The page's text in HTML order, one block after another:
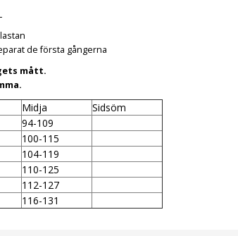
de första gångerna
mått.
Midja
Sidsöm
94-109
100-115
104-119
110-125
112-127
116-131